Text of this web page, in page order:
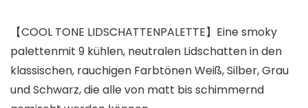
【COOL TONE LIDSCHATTENPALETTE】Eine smoky
palettenmit 9 kühlen, neutralen Lidschatten in den
klassischen, rauchigen Farbtönen Weiß, Silber, Grau
und Schwarz, die alle von matt bis schimmernd